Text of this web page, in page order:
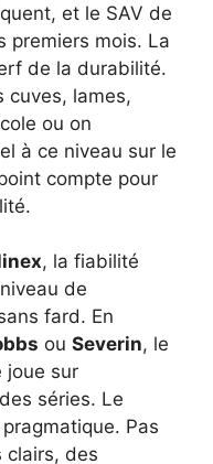
et le SAV de
premiers mois. La
de la durabilité.
cuves, lames,
ou on
à ce niveau sur le
compte pour
, la fiabilité
de
fard. En
ou Severin, le
joue sur
séries. Le
Pas
clairs, des